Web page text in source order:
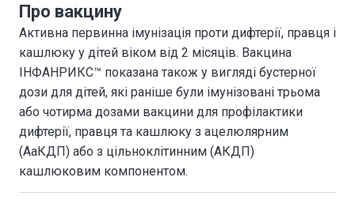
Про вакцину
Активна первинна імунізація проти дифтерії, правця і
кашлюку у дітей віком від 2 місяців. Вакцина
ІНФАНРИКС™ показана також у вигляді бустерної
дози для дітей, які раніше були імунізовані трьома
або чотирма дозами вакцини для профілактики
дифтерії, правця та кашлюку з ацелюлярним
(АаКДП) або з цільноклітинним (АКДП)
кашлюковим компонентом.